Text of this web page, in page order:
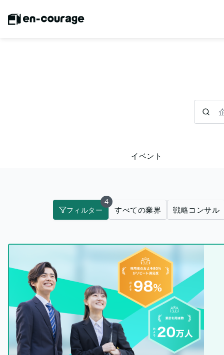
イベント
フィルター
4
すべての業界 戦略コンサル